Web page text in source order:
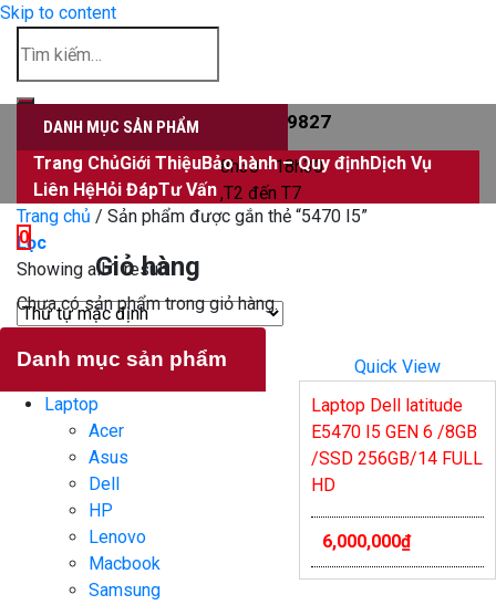
Skip to content
Đăng nhập 0906339827
8h30 - 18h30
,T2 đến T7
0
Giỏ hàng
Chưa có sản phẩm trong giỏ hàng.
DANH MỤC SẢN PHẨM
Trang ChủGiới ThiệuBảo hành – Quy địnhDịch Vụ
Liên HệHỏi ĐápTư Vấn
Trang chủ / Sản phẩm được gắn thẻ “5470 I5”
Lọc
Showing all 1 result
Danh mục sản phẩm
Laptop
Acer
Asus
Dell
HP
Lenovo
Macbook
Samsung
Quick View
Laptop Dell latitude
E5470 I5 GEN 6 /8GB
/SSD 256GB/14 FULL
HD
6,000,000₫